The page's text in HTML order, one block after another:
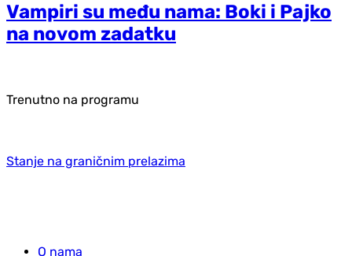
Vampiri su među nama: Boki i Pajko
na novom zadatku
Trenutno na programu
Stanje na graničnim prelazima
O nama